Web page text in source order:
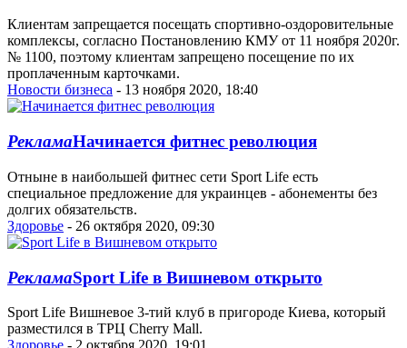
Клиентам запрещается посещать спортивно-оздоровительные
комплексы, согласно Постановлению КМУ от 11 ноября 2020г.
№ 1100, поэтому клиентам запрещено посещение по их
проплаченным карточками.
Новости бизнеса - 13 ноября 2020, 18:40
РекламаНачинается фитнес революция
Отныне в наибольшей фитнес сети Sport Life есть
специальное предложение для украинцев - абонементы без
долгих обязательств.
Здоровье - 26 октября 2020, 09:30
РекламаSport Life в Вишневом открыто
Sport Life Вишневое 3-тий клуб в пригороде Киева, который
разместился в ТРЦ Cherry Mall.